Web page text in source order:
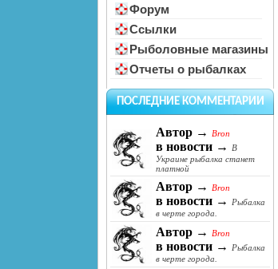
Форум
Ссылки
Рыболовные магазины
Отчеты о рыбалках
ПОСЛЕДНИЕ КОММЕНТАРИИ
Автор → Bron
в новости →
В
Украине рыбалка станет
платной
Автор → Bron
в новости →
Рыбалка
в черте города.
Автор → Bron
в новости →
Рыбалка
в черте города.